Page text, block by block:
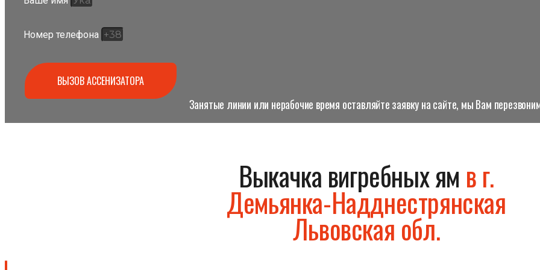
Номер телефона
ВЫЗОВ АССЕНИЗАТОРА
Занятые линии или нерабочие время оставляйте заявку на сайте, мы Вам
Выкачка вигребных ям в г.
Демьянка-Надднестрянская
Львовская обл.